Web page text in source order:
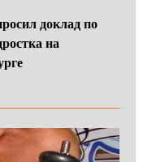
доклад по
на